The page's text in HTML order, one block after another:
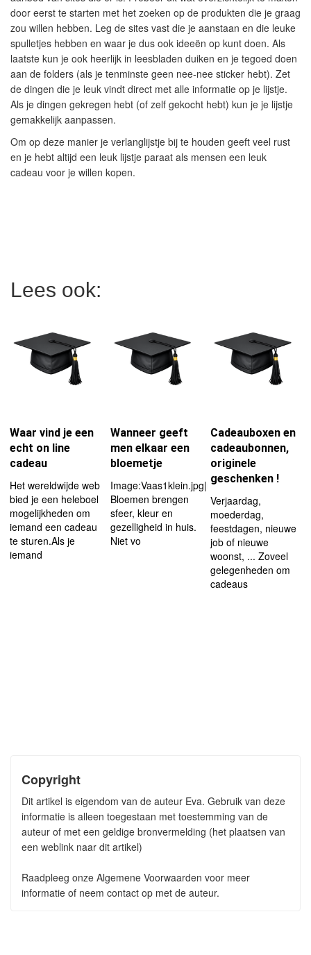
door eerst te starten met het zoeken op de produkten die je graag
zou willen hebben. Leg de sites vast die je aanstaan en die leuke
spulletjes hebben en waar je dus ook ideeën op kunt doen. Als
laatste kun je ook heerlijk in leesbladen duiken en je tegoed doen
aan de folders (als je tenminste geen nee-nee sticker hebt). Zet
de dingen die je leuk vindt direct met alle informatie op je lijstje.
Als je dingen gekregen hebt (of zelf gekocht hebt) kun je je lijstje
gemakkelijk aanpassen.
Om op deze manier je verlanglijstje bij te houden geeft veel rust
en je hebt altijd een leuk lijstje paraat als mensen een leuk
cadeau voor je willen kopen.
Lees ook:
Waar vind je een
echt on line
cadeau
Het wereldwijde web
bied je een heleboel
mogelijkheden om
iemand een cadeau
te sturen.Als je
iemand
Wanneer geeft
men elkaar een
bloemetje
Image:Vaas1klein.jpg|right|thumb|150px
Bloemen brengen
sfeer, kleur en
gezelligheid in huis.
Niet vo
Cadeauboxen en
cadeaubonnen,
originele
geschenken !
Verjaardag,
moederdag,
feestdagen, nieuwe
job of nieuwe
woonst, ... Zoveel
gelegenheden om
cadeaus
Copyright
Dit artikel is eigendom van de auteur Eva. Gebruik van deze
informatie is alleen toegestaan met toestemming van de
auteur of met een geldige bronvermelding (het plaatsen van
een weblink naar dit artikel)
Raadpleeg onze Algemene Voorwaarden voor meer
informatie of neem contact op met de auteur.